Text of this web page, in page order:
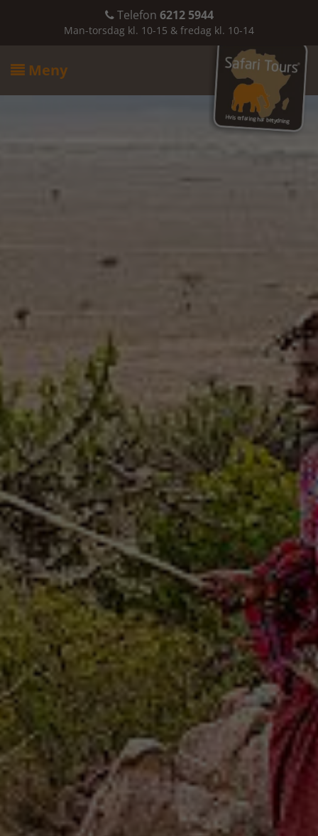
Telefon 6212 5944
Man-torsdag kl. 10-15 & fredag kl. 10-14
 Meny